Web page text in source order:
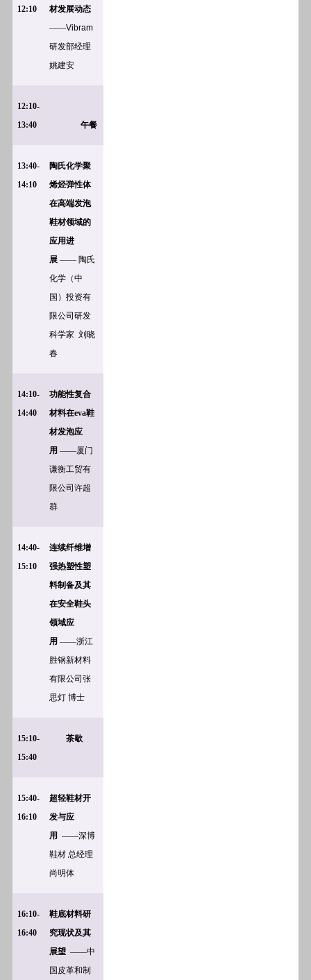
12:10
材发展动态
——Vibram
研发部经理
姚建安
12:10-
13:40
午餐
13:40-
14:10
陶氏化学聚
烯烃弹性体
在高端发泡
鞋材领域的
应用进
展 —— 陶氏
化学（中
国）投资有
限公司研发
科学家 刘晓
春
14:10-
14:40
功能性复合
材料在eva鞋
材发泡应
用 ——厦门
谦衡工贸有
限公司许超
群
14:40-
15:10
连续纤维增
强热塑性塑
料制备及其
在安全鞋头
领域应
用 ——浙江
胜钢新材料
有限公司张
思灯 博士
15:10-
15:40
茶歇
15:40-
16:10
超轻鞋材开
发与应
用 ——深博
鞋材 总经理
尚明体
16:10-
16:40
鞋底材料研
究现状及其
展望 ——中
国皮革和制